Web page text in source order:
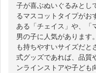
子が喜ぶぬいぐるみとし
るマスコットタイプがお
ある「チェイス」や、「
男の子に人気があります
も持ちやすいサイズだと
式グッズであれば、品質
ンラインストアや子ども